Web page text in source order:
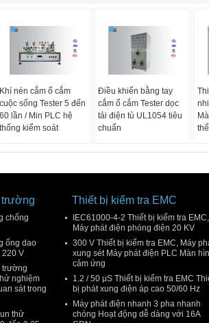
Khí nén cắm ổ cắm
cuộc sống Tester 5 đến
60 lần / Min PLC hệ
thống kiểm soát
Điều khiển bằng tay
cắm ổ cắm Tester dọc
tải điện tủ UL1054 tiêu
chuẩn
trường
chống
ống dao
V
trường
nghiệm
sát trong
thử
Thiết bị kiểm tra EMC
IEC61000-4-2 Thiết bị kiểm tra EMC,
Máy phát điện phóng điện 20 KV
300 V Thiết bị kiểm tra EMC, Máy
xung sét Máy phát điện PLC Màn
cảm ứng
1.2 / 50 μS Thiết bị kiểm tra EMC
bị phát xung điện áp cao 50/60 Hz
Máy phát điện nhanh 3 pha nhanh
chóng Hoạt động dễ dàng với 16A